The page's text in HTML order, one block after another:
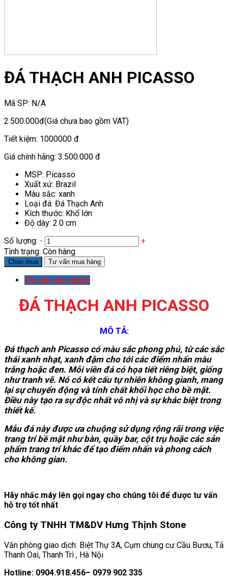
ĐÁ THẠCH ANH PICASSO
Mã SP: N/A
2.500.000đ(Giá chưa bao gồm VAT)
Tiết kiệm: 1000000 đ
Giá chính hãng: 3.500.000 đ
MSP: Picasso
Xuất xứ: Brazil
Màu sắc: xanh
Loại đá: Đá Thạch Anh
Kích thước: Khổ lớn
Độ dày: 2.0 cm
Số lượng: -
+
Tình trạng: Còn hàng
Chọn mua Tư vấn mua hàng
Chi tiết sản phẩm
ĐÁ THẠCH ANH PICASSO
MÔ TẢ:
Đá thạch anh Picasso có màu sắc phong phú, từ các sắc
thái xanh nhạt, xanh đậm cho tới các điểm nhấn màu
trắng hoặc đen. Mỗi viên đá có họa tiết riêng biệt, giống
như tranh vẽ. Nó có kết cấu tự nhiên không gianh, mang
lại sự chuyển động và tính chất khối học cho bề mặt.
Điều này tạo ra sự độc nhất vô nhị và sự khác biệt trong
thiết kế.
Mẫu đá này được ưa chuộng sử dụng rộng rãi trong việc
trang trí bề mặt như bàn, quầy bar, cột trụ hoặc các sản
phẩm trang trí khác để tạo điểm nhấn và phong cách
cho không gian.
Hãy nhấc máy lên gọi ngay cho chúng tôi để được tư vấn
hỗ trợ tốt nhất
Công ty TNHH TM&DV Hưng Thịnh Stone
Văn phòng giao dịch: Biệt Thự 3A, Cụm chung cư Cầu Bươu, Tả
Thanh Oai, Thanh Trì , Hà Nội
Hotline: 0904.918.456– 0979 902 335